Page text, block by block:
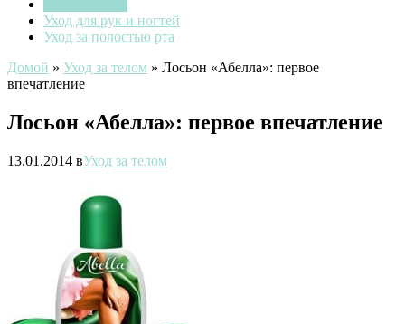
Уход для рук и ногтей
Уход за полостью рта
Домой » Уход за телом » Лосьон «Абелла»: первое
впечатление
Лосьон «Абелла»: первое впечатление
13.01.2014 вУход за телом